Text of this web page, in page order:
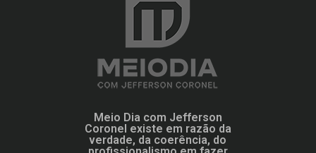
Meio Dia com Jefferson
Coronel existe em razão da
verdade, da coerência, do